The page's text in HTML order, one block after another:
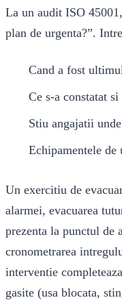
La un audit ISO
plan de urgenta?”.
Cand a fost
Ce s-a constatat
Stiu angajatii
Echipamentele
Un exercitiu de
alarmei, evacuarea
prezenta la punctul de
cronometrarea
interventie
gasite (usa blocata,